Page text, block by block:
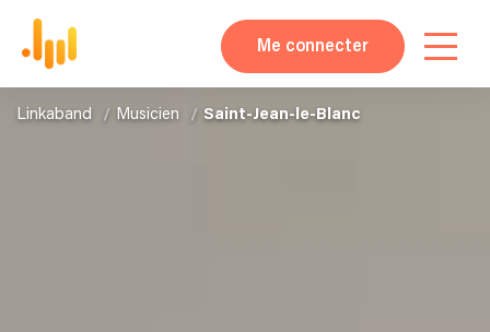
Me connecter
Linkaband Musicien Saint-Jean-le-Blanc